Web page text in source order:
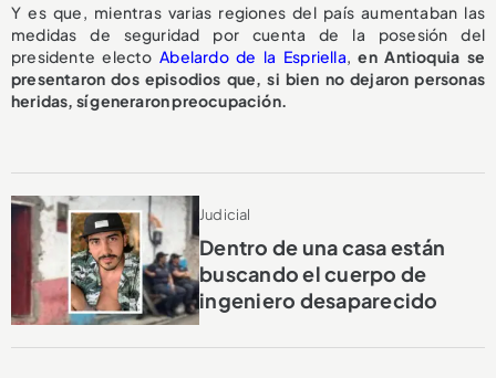
Y es que, mientras varias regiones del país aumentaban las
medidas de seguridad por cuenta de la posesión del
presidente electoAbelardo de la Espriella, en Antioquia se
presentaron dos episodios que, si bien no dejaron personas
heridas, sí generaron preocupación.
Judicial
Dentro de una casa están
buscando el cuerpo de
ingeniero desaparecido